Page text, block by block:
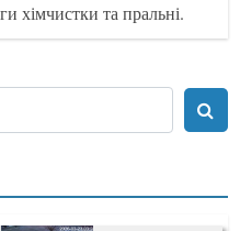
хімчистки та пральні.